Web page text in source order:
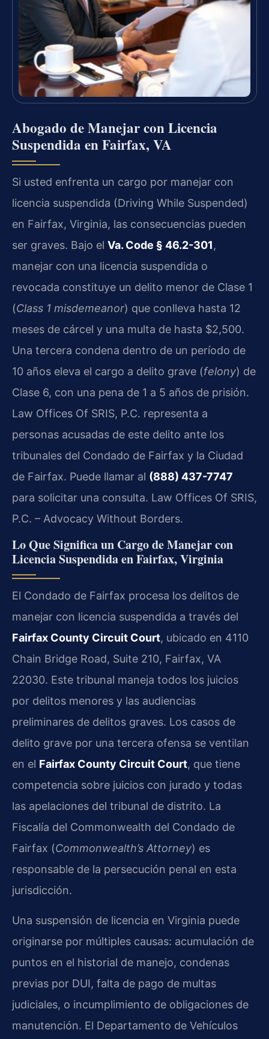
Abogado de Manejar con Licencia
Suspendida en Fairfax, VA
Si usted enfrenta un cargo por manejar con
licencia suspendida (Driving While Suspended)
en Fairfax, Virginia, las consecuencias pueden
ser graves. Bajo el Va. Code § 46.2-301,
manejar con una licencia suspendida o
revocada constituye un delito menor de Clase 1
(Class 1 misdemeanor) que conlleva hasta 12
meses de cárcel y una multa de hasta $2,500.
Una tercera condena dentro de un período de
10 años eleva el cargo a delito grave (felony) de
Clase 6, con una pena de 1 a 5 años de prisión.
Law Offices Of SRIS, P.C. representa a
personas acusadas de este delito ante los
tribunales del Condado de Fairfax y la Ciudad
de Fairfax. Puede llamar al (888) 437-7747
para solicitar una consulta. Law Offices Of SRIS,
P.C. – Advocacy Without Borders.
Lo Que Significa un Cargo de Manejar con
Licencia Suspendida en Fairfax, Virginia
El Condado de Fairfax procesa los delitos de
manejar con licencia suspendida a través del
Fairfax County Circuit Court, ubicado en 4110
Chain Bridge Road, Suite 210, Fairfax, VA
22030. Este tribunal maneja todos los juicios
por delitos menores y las audiencias
preliminares de delitos graves. Los casos de
delito grave por una tercera ofensa se ventilan
en el Fairfax County Circuit Court, que tiene
competencia sobre juicios con jurado y todas
las apelaciones del tribunal de distrito. La
Fiscalía del Commonwealth del Condado de
Fairfax (Commonwealth’s Attorney) es
responsable de la persecución penal en esta
jurisdicción.
Una suspensión de licencia en Virginia puede
originarse por múltiples causas: acumulación de
puntos en el historial de manejo, condenas
previas por DUI, falta de pago de multas
judiciales, o incumplimiento de obligaciones de
manutención. El Departamento de Vehículos